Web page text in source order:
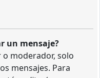
un mensaje?
moderador, solo
mensajes. Para